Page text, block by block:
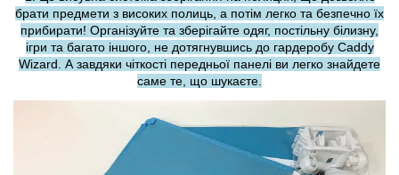
брати предмети з високих полиць, а потім легко та безпечно їх
прибирати! Організуйте та зберігайте одяг, постільну білизну,
ігри та багато іншого, не дотягнувшись до гардеробу Caddy
Wizard. А завдяки чіткості передньої панелі ви легко знайдете
саме те, що шукаєте.